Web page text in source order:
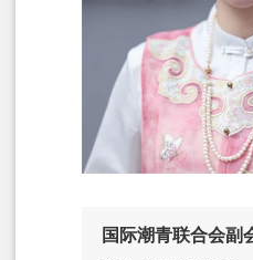
国际潮青联合会副